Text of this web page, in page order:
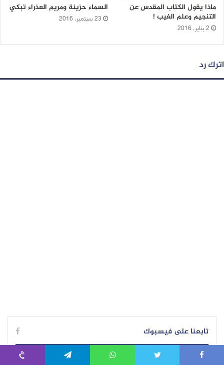
ماذا يقول الكتاب المقدس عن
التنجيم وعلم الغيب !
2 يناير، 2016
السماء حزينة ومريم العذراء تبكي
23 سبتمبر، 2016
اترك رد
تابعنا على فيسبوك
تابعنا على فيسبوك